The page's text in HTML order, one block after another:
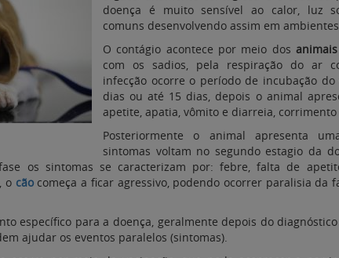
doença é muito sensível ao calor, luz
comuns desenvolvendo assim em
O contágio acontece por meio dos
com os sadios, pela respiração do ar
infecção ocorre o período de incubação
dias ou até 15 dias, depois o animal
apetite, apatia, vômito e diarreia,
Posteriormente o animal apresenta
sintomas voltam no segundo estagio da
os sintomas se caracterizam por: febre, falta de
o cãocomeça a ficar agressivo, podendo ocorrer paralisia da
específico para a doença, geralmente depois do
ajudar os eventos paralelos (sintomas).